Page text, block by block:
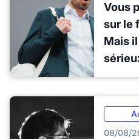
Vous
sur le
Mais
08/08/